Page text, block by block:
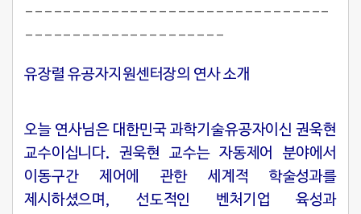
--------------------------------
---------------------
유장렬 유공자지원센터장의 연사 소개
오늘 연사님은 대한민국 과학기술유공자이신 권욱현
교수이십니다. 권욱현 교수는 자동제어 분야에서
이동구간 제어에 관한 세계적 학술성과를
제시하셨으며, 선도적인 벤처기업 육성과